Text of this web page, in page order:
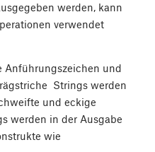
werden, kann
verwendet
Anführungszeichen und
Strings werden
und eckige
werden in der Ausgabe
wie